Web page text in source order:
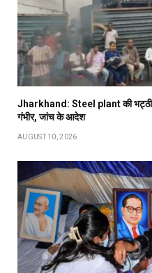
Jharkhand: Steel plant की भट्ठी
गंभीर, जांच के आदेश
AUGUST 10, 2026